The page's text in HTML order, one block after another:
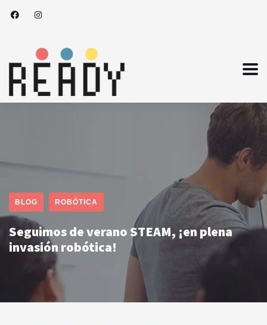
BLOG ROBÓTICA
Seguimos de verano STEAM, ¡en plena
invasión robótica!